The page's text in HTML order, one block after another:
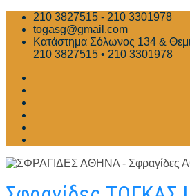
Skip
content
210 3827515 - 210 3301978
togasg@gmail.com
Κατάστημα Σόλωνος 134 &
210 3827515 • 210 3301978